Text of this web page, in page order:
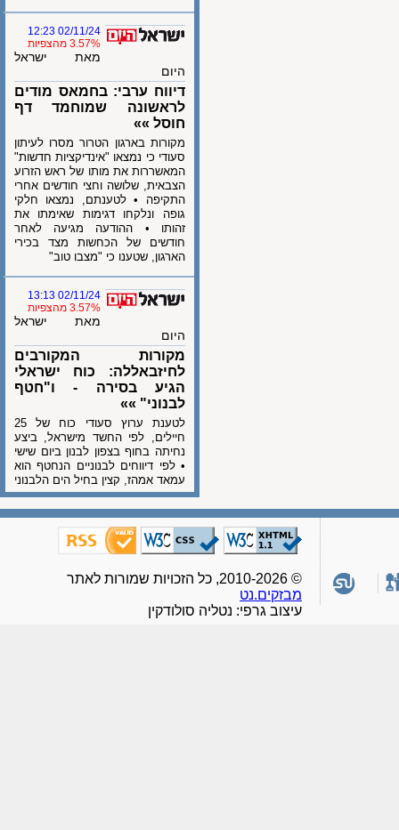
02/11/24 12:23
3.57% מהצפיות
מאת ישראל
היום
דיווח ערבי: בחמאס מודים
לראשונה שמוחמד דף
חוסל »»
מקורות בארגון הטרור מסרו לעיתון
סעודי כי נמצאו "אינדיקציות חדשות"
המאשררות את מותו של ראש הזרוע
הצבאית, שלושה וחצי חודשים אחרי
התקיפה • לטענתם, נמצאו חלקי
גופה ונלקחו דגימות שאימתו את
זהותו • ההודעה מגיעה לאחר
חודשים של הכחשות מצד בכירי
הארגון, שטענו כי "מצבו טוב"
02/11/24 13:13
3.57% מהצפיות
מאת ישראל
היום
מקורות המקורבים
לחיזבאללה: כוח ישראלי
הגיע בסירה - ו"חטף
לבנוני" »»
לטענת ערוץ סעודי כוח של 25
חיילים, לפי החשד מישראל, ביצע
נחיתה בחוף בצפון לבנון ביום שישי
• לפי דיווחים לבנוניים הנחטף הוא
עמאד אמהז, קצין בחיל הים הלבנוני
מבזקים.נט
עיצוב גרפי: נטליה סולודקין